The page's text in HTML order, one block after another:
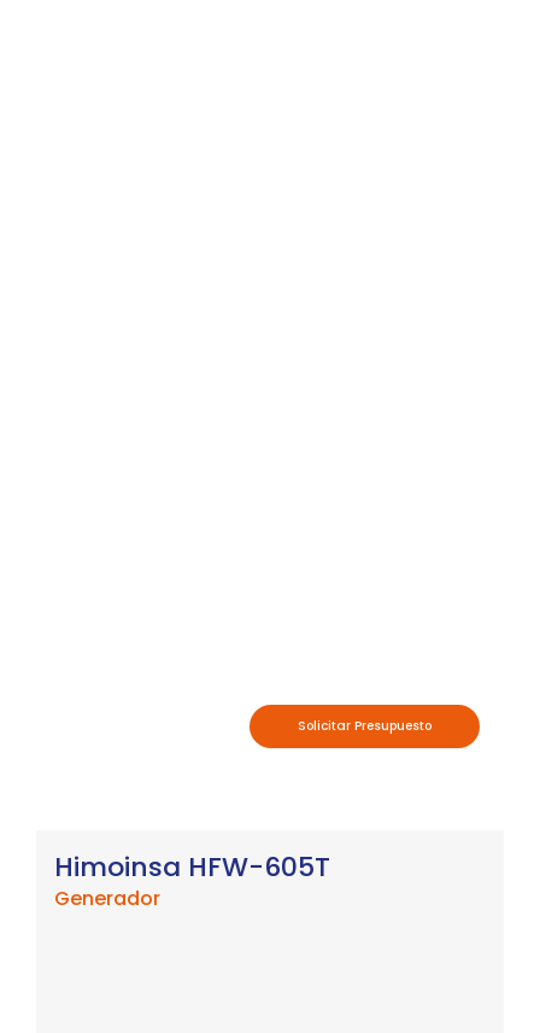
Solicitar Presupuesto
Himoinsa HFW-605T
Generador